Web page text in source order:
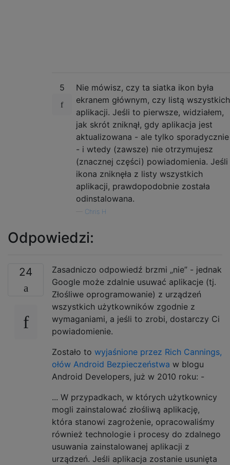
5
Nie mówisz, czy ta siatka ikon była
ekranem głównym, czy listą wszystkich
aplikacji. Jeśli to pierwsze, widziałem,
jak skrót zniknął, gdy aplikacja jest
aktualizowana - ale tylko sporadycznie
- i wtedy (zawsze) nie otrzymujesz
(znacznej części) powiadomienia. Jeśli
ikona zniknęła z listy wszystkich
aplikacji, prawdopodobnie została
odinstalowana.
Chris H
Odpowiedzi:
24
Zasadniczo odpowiedź brzmi „nie” - jednak
Google może zdalnie usuwać aplikacje (tj.
Złośliwe oprogramowanie) z urządzeń
wszystkich użytkowników zgodnie z
wymaganiami, a jeśli to zrobi, dostarczy Ci
powiadomienie.
Zostało to wyjaśnione przez Rich Cannings,
ołów Android Bezpieczeństwa w blogu
Android Developers, już w 2010 roku: -
... W przypadkach, w których użytkownicy
mogli zainstalować złośliwą aplikację,
która stanowi zagrożenie, opracowaliśmy
również technologie i procesy do zdalnego
usuwania zainstalowanej aplikacji z
urządzeń. Jeśli aplikacja zostanie usunięta